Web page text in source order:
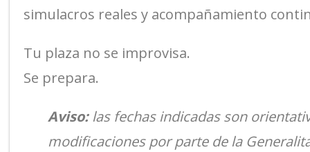
simulacros reales y acompañamiento
Tu plaza no se improvisa.
Se prepara.
Aviso:las fechas indicadas son
modificaciones por parte de la